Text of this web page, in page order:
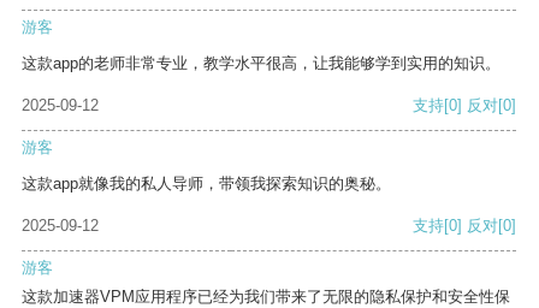
游客
这款app的老师非常专业，教学水平很高，让我能够学到实用的知识。
2025-09-12 支持[0] 反对[0]
游客
这款app就像我的私人导师，带领我探索知识的奥秘。
2025-09-12 支持[0] 反对[0]
游客
这款加速器VPM应用程序已经为我们带来了无限的隐私保护和安全性保